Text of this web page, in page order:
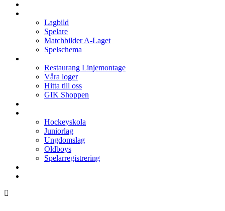
Lagbild
Spelare
Matchbilder A-Laget
Spelschema
Restaurang Linjemontage
Våra loger
Hitta till oss
GIK Shoppen
Hockeyskola
Juniorlag
Ungdomslag
Oldboys
Spelarregistrering